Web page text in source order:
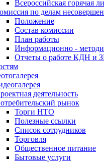
Всероссийская горячая
по делам
Положение
Состав комиссии
План работы
Информационно -
Отчеты о работе КДН и
деятельность
рынок
Торги НТО
Полезные ссылки
Список сотрудников
Торговля
Общественное питание
Бытовые услуги